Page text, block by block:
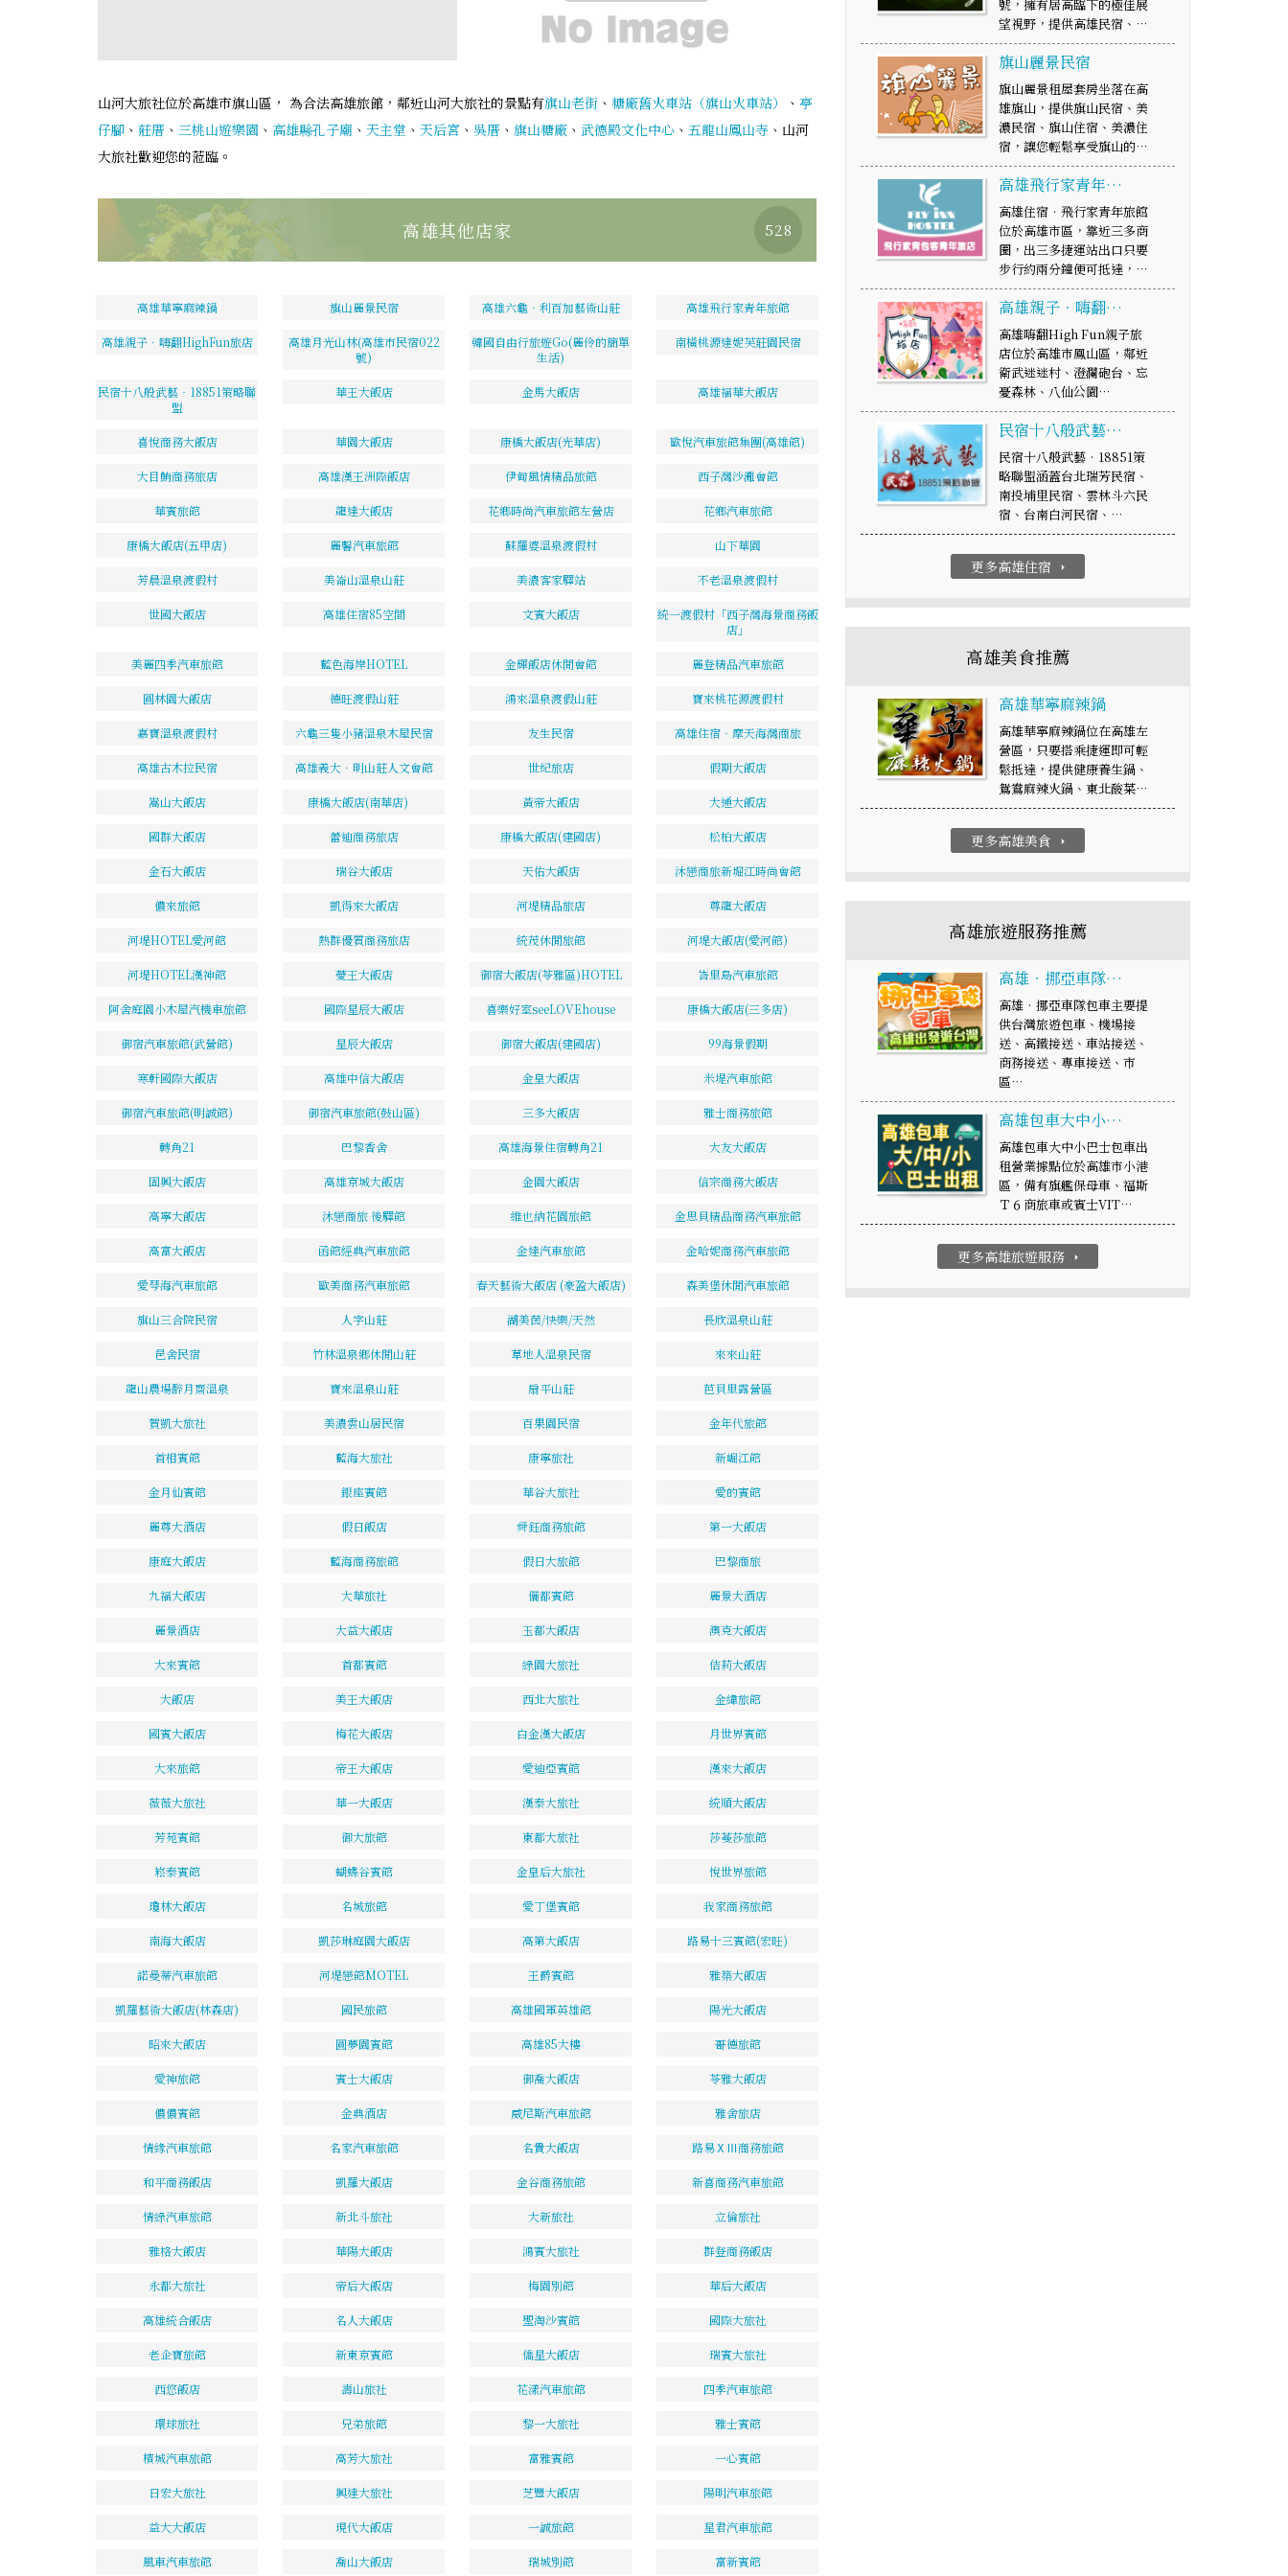
山河大旅社位於高雄市旗山區， 為合法高雄旅館，鄰近山河大旅社的景點有旗山老街 、 糖廠舊火車站（旗山火車站） 、 亭
仔腳 、 莊厝 、 三桃山遊樂園 、 高雄縣孔子廟 、 天主堂 、 天后宮 、 吳厝 、 旗山糖廠 、 武德殿文化中心 、 五龍山鳳山寺 、山河
大旅社歡迎您的蒞臨。
高雄其他店家 528
高雄華寧麻辣鍋 旗山麗景民宿 高雄六龜．利百加藝術山莊 高雄飛行家青年旅館
高雄親子．嗨翻HighFun旅店
高雄月光山林(高雄市民宿022
號)
韓國自由行旅遊Go(麗伶的簡單
生活)
南橫桃源達妮芙莊園民宿
民宿十八般武藝‧18851策略聯
盟
華王大飯店 金馬大飯店 高雄福華大飯店
喜悅商務大飯店 華園大飯店 康橋大飯店(光華店) 歐悅汽車旅館集團(高雄館)
大目鮪商務旅店 高雄漢王洲際飯店 伊甸風情精品旅館 西子灣沙灘會館
華賓旅館 龍達大飯店 花鄉時尚汽車旅館左營店 花鄉汽車旅館
康橋大飯店(五甲店) 麗馨汽車旅館 蘇羅婆溫泉渡假村 山下華園
芳晨溫泉渡假村 美崙山溫泉山莊 美濃客家驛站 不老溫泉渡假村
世國大飯店 高雄住宿85空間 文賓大飯店
統一渡假村「西子灣海景商務飯
店」
美麗四季汽車旅館 藍色海岸HOTEL 金輝飯店休閒會館 麗登精品汽車旅館
圓林園大飯店 德旺渡假山莊 鴻來溫泉渡假山莊 寶來桃花源渡假村
嘉寶溫泉渡假村 六龜三隻小豬溫泉木屋民宿 友生民宿 高雄住宿‧摩天海灣商旅
高雄古木拉民宿 高雄義大．明山莊人文會館 世紀旅店 假期大飯店
嵩山大飯店 康橋大飯店(南華店) 黃帝大飯店 大通大飯店
國群大飯店 蕾迪商務旅店 康橋大飯店(建國店) 松柏大飯店
金石大飯店 瑞谷大飯店 天佑大飯店 沐戀商旅新堀江時尚會館
儂來旅館 凱得來大飯店 河堤精品旅店 尊龍大飯店
河堤HOTEL愛河館 熱群優質商務旅店 統茂休閒旅館 河堤大飯店(愛河館)
河堤HOTEL漢神館 薆王大飯店 御宿大飯店(苓雅區)HOTEL 峇里島汽車旅館
阿舍庭園小木屋汽機車旅館 國際星辰大飯店 喜樂好室seeLOVEhouse 康橋大飯店(三多店)
御宿汽車旅館(武營館) 星辰大飯店 御宿大飯店(建國店) 99海景假期
寒軒國際大飯店 高雄中信大飯店 金皇大飯店 米堤汽車旅館
御宿汽車旅館(明誠館) 御宿汽車旅館(鼓山區) 三多大飯店 雅士商務旅館
轉角21 巴黎香舍 高雄海景住宿轉角21 大友大飯店
固興大飯店 高雄京城大飯店 金園大飯店 信宗商務大飯店
高寧大飯店 沐戀商旅 後驛館 維也納花園旅館 金思貝精品商務汽車旅館
高富大飯店 函館經典汽車旅館 金達汽車旅館 金哈妮商務汽車旅館
愛琴海汽車旅館 歐美商務汽車旅館 春天藝術大飯店 (豪盈大飯店) 森美堡休閒汽車旅館
旗山三合院民宿 人字山莊 湖美茵/快樂/天然 長欣溫泉山莊
邑舍民宿 竹林溫泉鄉休閒山莊 草地人溫泉民宿 來來山莊
龍山農場醉月齋溫泉 寶來溫泉山莊 扇平山莊 芭貝里露營區
賀凱大旅社 美濃雲山居民宿 百果園民宿 金年代旅館
首相賓館 藍海大旅社 康寧旅社 新崛江館
金月仙賓館 銀座賓館 華谷大旅社 愛的賓館
麗尊大酒店 假日飯店 舜鈺商務旅館 第一大飯店
康庭大飯店 藍海商務旅館 假日大旅館 巴黎商旅
九福大飯店 大華旅社 儷都賓館 麗景大酒店
麗景酒店 大益大飯店 玉都大飯店 澳克大飯店
大來賓館 首都賓館 綠園大旅社 佶莉大飯店
大飯店 美王大飯店 西北大旅社 金緯旅館
國賓大飯店 梅花大飯店 白金漢大飯店 月世界賓館
大來旅館 帝王大飯店 愛迪亞賓館 漢來大飯店
薇薇大旅社 華一大飯店 漢泰大旅社 統順大飯店
芳苑賓館 御大旅館 東都大旅社 莎蔓莎旅館
崧泰賓館 蝴蝶谷賓館 金皇后大旅社 悅世界旅館
瓊林大飯店 名城旅館 愛丁堡賓館 我家商務旅館
南海大飯店 凱莎琳庭園大飯店 高第大飯店 路易十三賓館(宏旺)
諾曼蒂汽車旅館 河堤戀館MOTEL 王爵賓館 雅築大飯店
凱羅藝術大飯店(林森店) 國民旅館 高雄國軍英雄館 陽光大飯店
昭來大飯店 圓夢園賓館 高雄85大樓 哥德旅館
愛神旅館 賓士大飯店 御喬大飯店 苓雅大飯店
儂儂賓館 金典酒店 威尼斯汽車旅館 雅舍旅店
情緣汽車旅館 名家汽車旅館 名貴大飯店 路易ⅩⅢ商務旅館
和平商務飯店 凱羅大飯店 金谷商務旅館 新喜商務汽車旅館
情綠汽車旅館 新北斗旅社 大新旅社 立倫旅社
雅格大飯店 華陽大飯店 鴻賓大旅社 群登商務飯店
永都大旅社 帝后大飯店 梅園別館 華后大飯店
高雄統合飯店 名人大飯店 聖淘沙賓館 國際大旅社
老企寶旅館 新東京賓館 僑星大飯店 瑞賓大旅社
西悠飯店 壽山旅社 花漾汽車旅館 四季汽車旅館
環球旅社 兄弟旅館 黎一大旅社 雅士賓館
檳城汽車旅館 高芳大旅社 富雅賓館 一心賓館
日宏大旅社 興達大旅社 芝豐大飯店 陽明汽車旅館
益大大飯店 現代大飯店 一誠旅館 星君汽車旅館
風車汽車旅館 喬山大飯店 瑞城別館 富新賓館
號，擁有居高臨下的極佳展
望視野，提供高雄民宿、…
旗山麗景民宿
旗山麗景租屋套房坐落在高
雄旗山，提供旗山民宿、美
濃民宿、旗山住宿、美濃住
宿，讓您輕鬆享受旗山的…
高雄飛行家青年…
高雄住宿．飛行家青年旅館
位於高雄市區，靠近三多商
圈，出三多捷運站出口只要
步行約兩分鐘便可抵達，…
高雄親子．嗨翻…
高雄嗨翻High Fun親子旅
店位於高雄市鳳山區，鄰近
衛武迷迷村、澄瀾砲台、忘
憂森林、八仙公園…
民宿十八般武藝…
民宿十八般武藝‧18851策
略聯盟涵蓋台北瑞芳民宿、
南投埔里民宿、雲林斗六民
宿、台南白河民宿、…
更多高雄住宿 arrow_right
高雄美食推薦
高雄華寧麻辣鍋
高雄華寧麻辣鍋位在高雄左
營區，只要搭乘捷運即可輕
鬆抵達，提供健康養生鍋、
鴛鴦麻辣火鍋、東北酸菜…
更多高雄美食 arrow_right
高雄旅遊服務推薦
高雄‧挪亞車隊…
高雄‧挪亞車隊包車主要提
供台灣旅遊包車、機場接
送、高鐵接送、車站接送、
商務接送、專車接送、市
區…
高雄包車大中小…
高雄包車大中小巴士包車出
租營業據點位於高雄市小港
區，備有旗艦保母車、福斯
Ｔ６商旅車或賓士VIT…
更多高雄旅遊服務 arrow_right